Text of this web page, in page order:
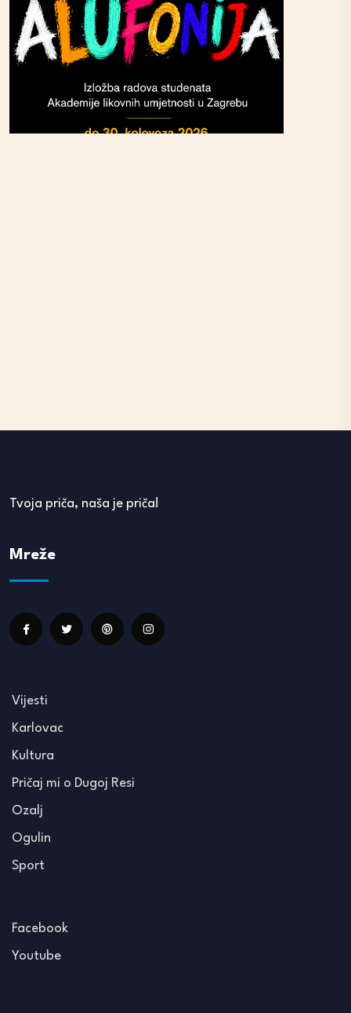
Tvoja priča, naša je priča!
Mreže
Vijesti
Karlovac
Kultura
Pričaj mi o Dugoj Resi
Ozalj
Ogulin
Sport
Facebook
Youtube